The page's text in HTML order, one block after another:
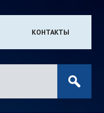
КОНТАКТЫ